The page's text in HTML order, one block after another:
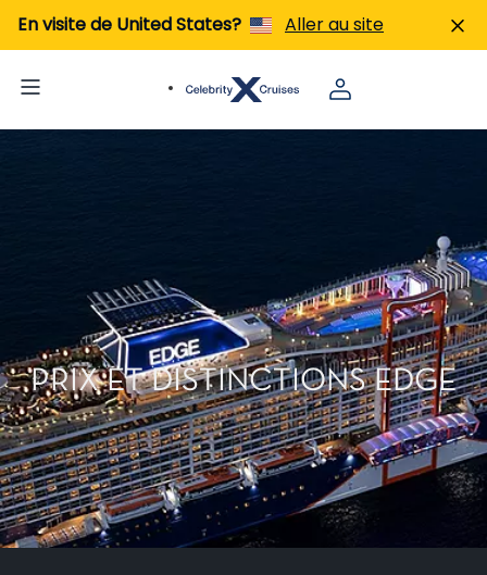
En visite de United States? Aller au site
PRIX ET DISTINCTIONS EDGE